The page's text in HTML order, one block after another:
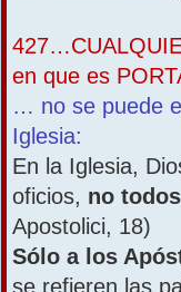
en que es
… no se puede
Iglesia:
En la Iglesia,
oficios, no
Apostolici, 18)
Sólo a los
se refieren las